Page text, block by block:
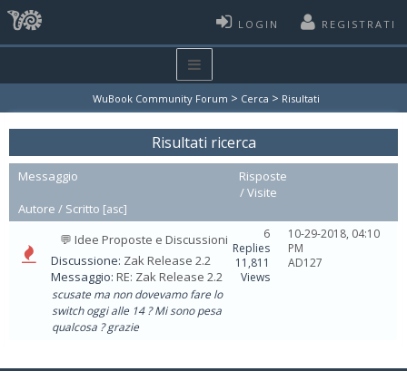
LOGIN REGISTRATI
WuBook Community Forum > Cerca > Risultati
Risultati ricerca
Messaggio
Risposte
/Visite
Autore / Scritto [asc]
💬 Idee Proposte e Discussioni
Discussione: Zak Release 2.2
Messaggio: RE: Zak Release 2.2
scusate ma non dovevamo fare lo
switch oggi alle 14 ? Mi sono pesa
qualcosa ? grazie
6
Replies
11,811
Views
10-29-2018, 04:10
PM
AD127